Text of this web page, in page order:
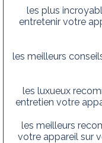
les plus
entretenir votre
les meilleurs
les luxueux
entretien votre
les meilleurs
votre appareil sur